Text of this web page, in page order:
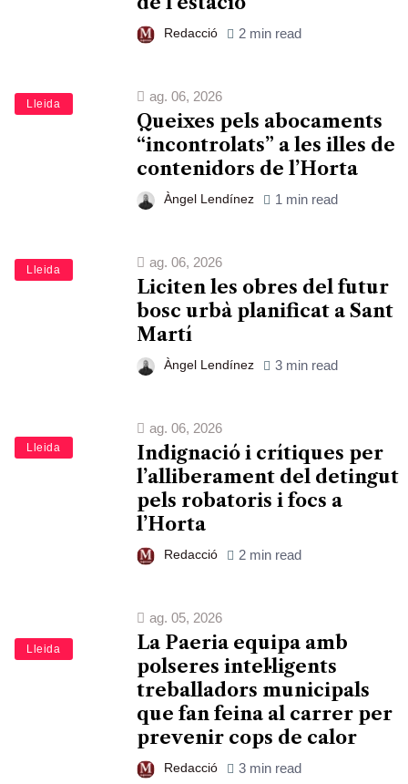
Redacció 2 min read
Lleida
ag. 06, 2026
Queixes pels abocaments
“incontrolats” a les illes de
contenidors de l’Horta
Àngel Lendínez 1 min read
Lleida
ag. 06, 2026
Liciten les obres del futur
bosc urbà planificat a Sant
Martí
Àngel Lendínez 3 min read
Lleida
ag. 06, 2026
Indignació i crítiques per
l’alliberament del detingut
pels robatoris i focs a
l’Horta
Redacció 2 min read
Lleida
ag. 05, 2026
La Paeria equipa amb
polseres intel·ligents
treballadors municipals
que fan feina al carrer per
prevenir cops de calor
Redacció 3 min read